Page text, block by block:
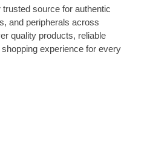
source for authentic
and peripherals across
quality products, reliable
experience for every